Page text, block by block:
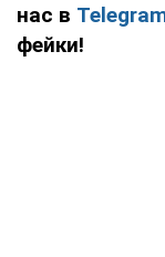
нас в
фейки!